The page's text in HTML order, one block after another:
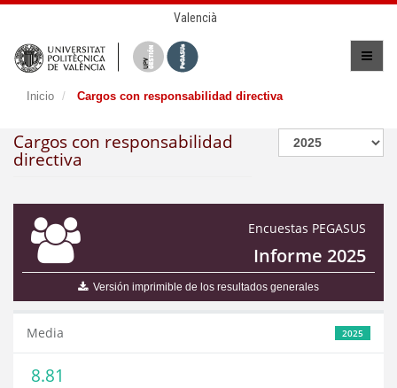
Valencià
Inicio Cargos con responsabilidad directiva
Cargos con responsabilidad
directiva
Encuestas PEGASUS
Informe 2025
Versión imprimible de los resultados generales
2025
Media
8.81